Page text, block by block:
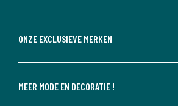
ONZE EXCLUSIEVE MERKEN
MEER MODE EN DECORATIE !